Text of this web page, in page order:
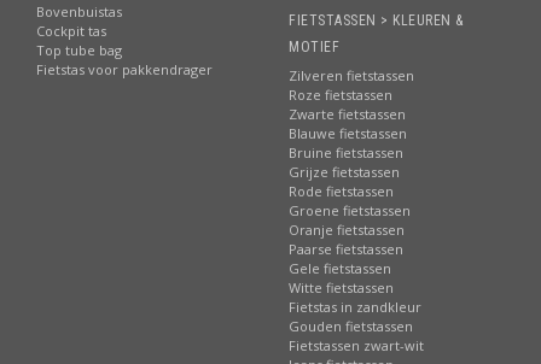
Bovenbuistas
Cockpit tas
Top tube bag
Fietstas voor pakkendrager
FIETSTASSEN > KLEUREN &
MOTIEF
Zilveren fietstassen
Roze fietstassen
Zwarte fietstassen
Blauwe fietstassen
Bruine fietstassen
Grijze fietstassen
Rode fietstassen
Groene fietstassen
Oranje fietstassen
Paarse fietstassen
Gele fietstassen
Witte fietstassen
Fietstas in zandkleur
Gouden fietstassen
Fietstassen zwart-wit